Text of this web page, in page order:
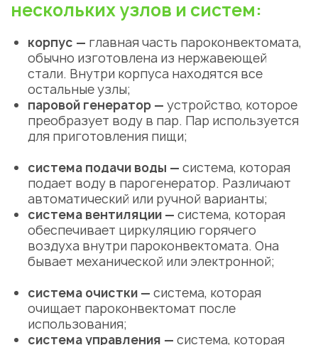
нескольких узлов и систем:
корпус — главная часть пароконвектомата,
обычно изготовлена из нержавеющей
стали. Внутри корпуса находятся все
остальные узлы;
паровой генератор — устройство, которое
преобразует воду в пар. Пар используется
для приготовления пищи;
система подачи воды — система, которая
подает воду в парогенератор. Различают
автоматический или ручной варианты;
система вентиляции — система, которая
обеспечивает циркуляцию горячего
воздуха внутри пароконвектомата. Она
бывает механической или электронной;
система очистки — система, которая
очищает пароконвектомат после
использования;
система управления — система, которая